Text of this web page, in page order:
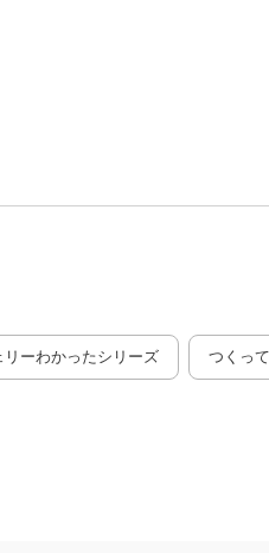
ーわかったシリーズ つくっ